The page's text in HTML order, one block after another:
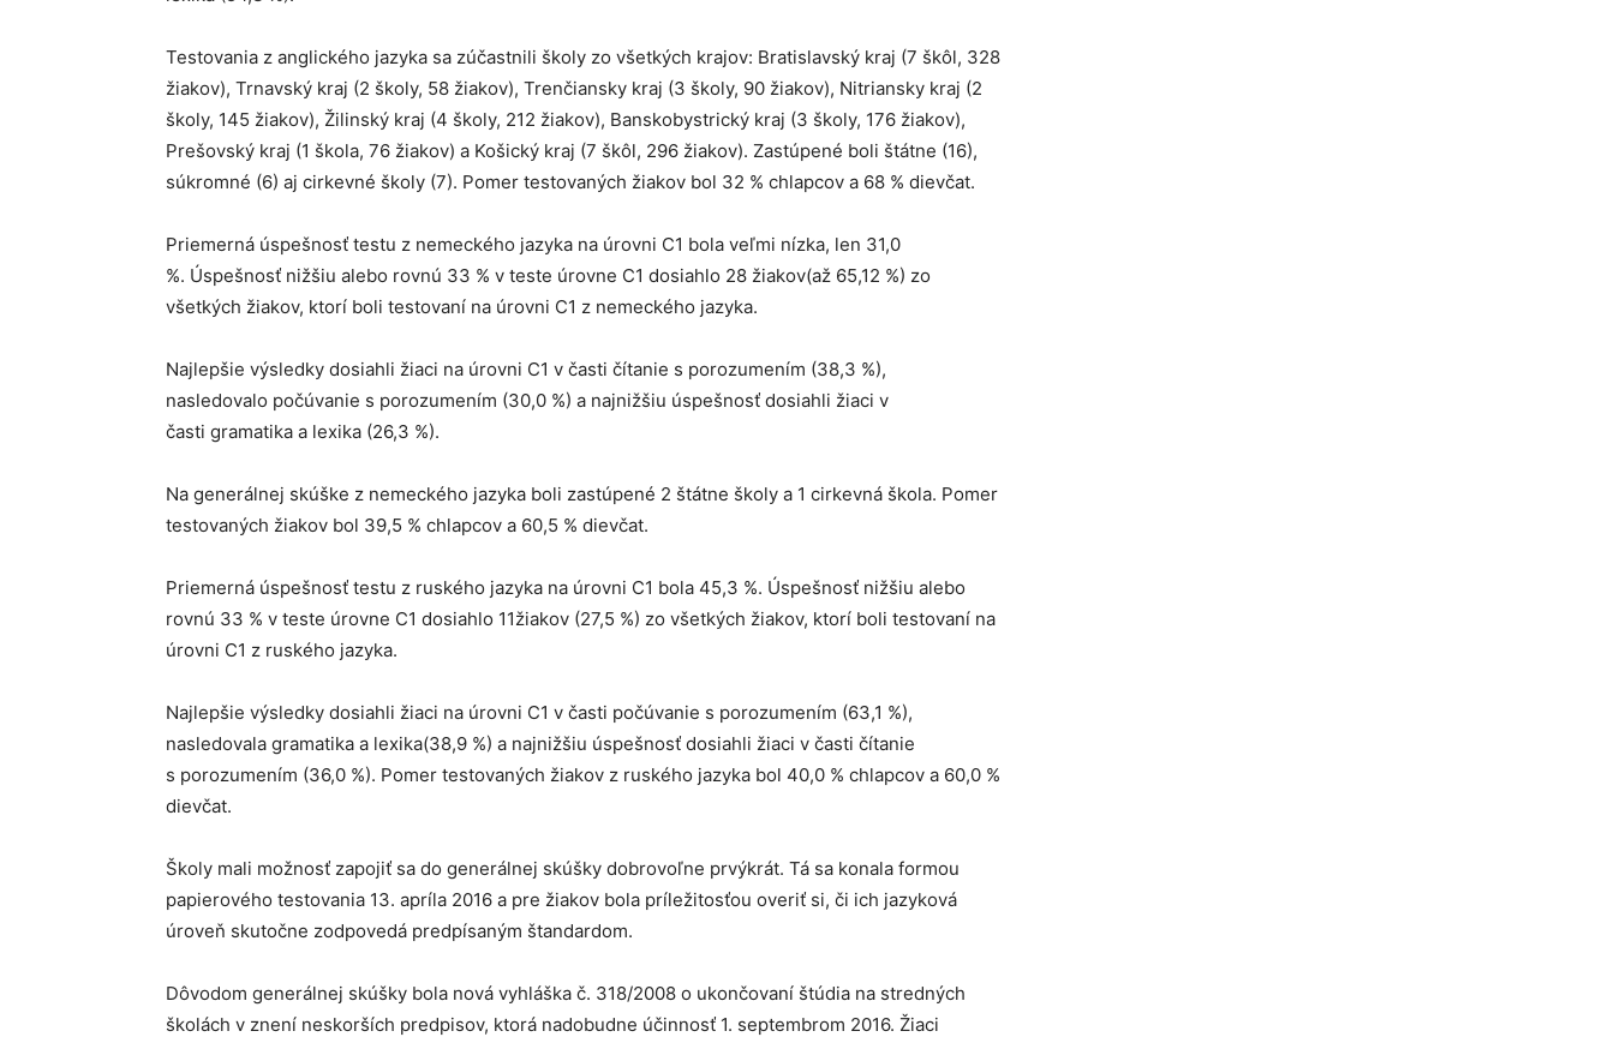
Testovania z anglického jazyka sa zúčastnili školy zo všetkých krajov: Bratislavský kraj (7 škôl, 328
žiakov), Trnavský kraj (2 školy, 58 žiakov), Trenčiansky kraj (3 školy, 90 žiakov), Nitriansky kraj (2
školy, 145 žiakov), Žilinský kraj (4 školy, 212 žiakov), Banskobystrický kraj (3 školy, 176 žiakov),
Prešovský kraj (1 škola, 76 žiakov) a Košický kraj (7 škôl, 296 žiakov). Zastúpené boli štátne (16),
súkromné (6) aj cirkevné školy (7). Pomer testovaných žiakov bol 32 % chlapcov a 68 % dievčat.
Priemerná úspešnosť testu z nemeckého jazyka na úrovni C1 bola veľmi nízka, len 31,0
%. Úspešnosť nižšiu alebo rovnú 33 % v teste úrovne C1 dosiahlo 28 žiakov(až 65,12 %) zo
všetkých žiakov, ktorí boli testovaní na úrovni C1 z nemeckého jazyka.
Najlepšie výsledky dosiahli žiaci na úrovni C1 v časti čítanie s porozumením (38,3 %),
nasledovalo počúvanie s porozumením (30,0 %) a najnižšiu úspešnosť dosiahli žiaci v
časti gramatika a lexika (26,3 %).
Na generálnej skúške z nemeckého jazyka boli zastúpené 2 štátne školy a 1 cirkevná škola. Pomer
testovaných žiakov bol 39,5 % chlapcov a 60,5 % dievčat.
Priemerná úspešnosť testu z ruského jazyka na úrovni C1 bola 45,3 %. Úspešnosť nižšiu alebo
rovnú 33 % v teste úrovne C1 dosiahlo 11žiakov (27,5 %) zo všetkých žiakov, ktorí boli testovaní na
úrovni C1 z ruského jazyka.
Najlepšie výsledky dosiahli žiaci na úrovni C1 v časti počúvanie s porozumením (63,1 %),
nasledovala gramatika a lexika(38,9 %) a najnižšiu úspešnosť dosiahli žiaci v časti čítanie
s porozumením (36,0 %). Pomer testovaných žiakov z ruského jazyka bol 40,0 % chlapcov a 60,0 %
dievčat.
Školy mali možnosť zapojiť sa do generálnej skúšky dobrovoľne prvýkrát. Tá sa konala formou
papierového testovania 13. apríla 2016 a pre žiakov bola príležitosťou overiť si, či ich jazyková
úroveň skutočne zodpovedá predpísaným štandardom.
Dôvodom generálnej skúšky bola nová vyhláška č. 318/2008 o ukončovaní štúdia na stredných
školách v znení neskorších predpisov, ktorá nadobudne účinnosť 1. septembrom 2016. Žiaci